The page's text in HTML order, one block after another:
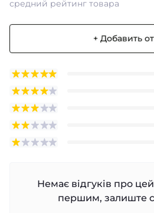
средний рейтинг товара
+ Добавить
Немає відгуків про
першим, залиште